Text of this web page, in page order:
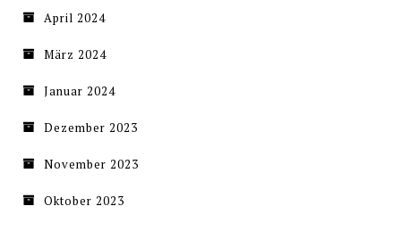
April 2024
März 2024
Januar 2024
Dezember 2023
November 2023
Oktober 2023